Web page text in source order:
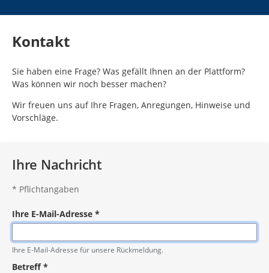
Kontakt
Sie haben eine Frage? Was gefällt Ihnen an der Plattform?
Was können wir noch besser machen?
Wir freuen uns auf Ihre Fragen, Anregungen, Hinweise und
Vorschläge.
Ihre Nachricht
* Pflichtangaben
Ihre E-Mail-Adresse *
Pflichtangabe
Ihre E-Mail-Adresse für unsere Rückmeldung.
Betreff*